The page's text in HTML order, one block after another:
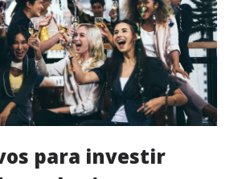
para investir